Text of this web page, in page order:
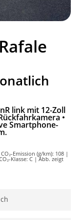
link mit 12-Zoll
•
Smartphone-
Emission (g/km): 108 |
Klasse: C | Abb. zeigt